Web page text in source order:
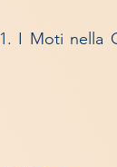
I Moti nella